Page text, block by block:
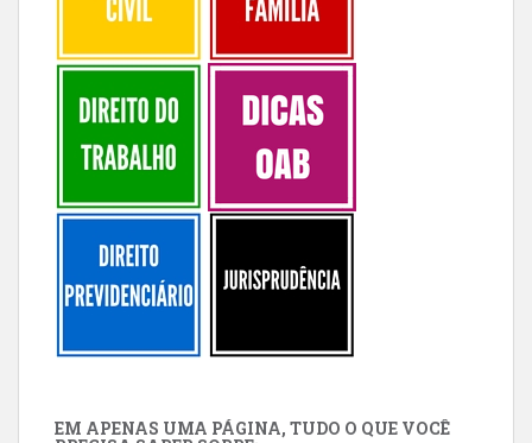
EM APENAS UMA PÁGINA, TUDO O QUE VOCÊ